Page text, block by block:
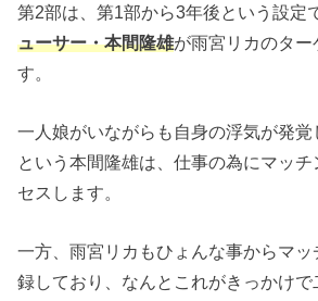
第2部は、第1部から3年後という設定
ューサー・本間隆雄が雨宮リカのター
す。
一人娘がいながらも自身の浮気が発覚
という本間隆雄は、仕事の為にマッチ
セスします。
一方、雨宮リカもひょんな事からマ
録しており、なんとこれがきっかけ